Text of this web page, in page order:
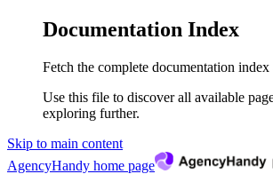
Documentation Index
Fetch the complete documentation index
Use this file to discover all available
exploring further.
Skip to main content
AgencyHandy home page